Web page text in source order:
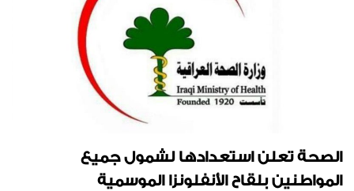
الصحة تعلن استعدادها لشمول جميع
المواطنين بلقاح الأنفلونزا الموسمية